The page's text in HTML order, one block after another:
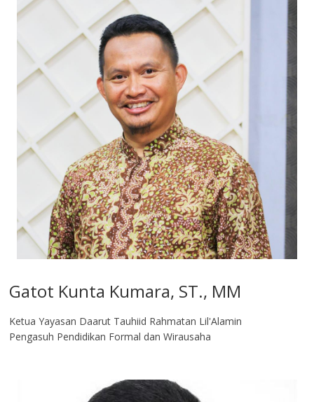
Gatot Kunta Kumara, ST., MM
Ketua Yayasan Daarut Tauhiid Rahmatan Lil'Alamin
Pengasuh Pendidikan Formal dan Wirausaha